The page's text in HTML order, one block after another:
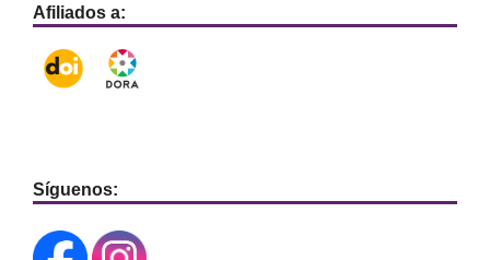
Afiliados a:
Síguenos: